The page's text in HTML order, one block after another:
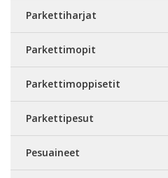
Parkettiharjat
Parkettimopit
Parkettimoppisetit
Parkettipesut
Pesuaineet